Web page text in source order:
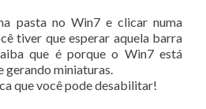
pasta no Win7 e clicar numa
tiver que esperar aquela barra
que é porque o Win7 está
gerando miniaturas.
que você pode desabilitar!